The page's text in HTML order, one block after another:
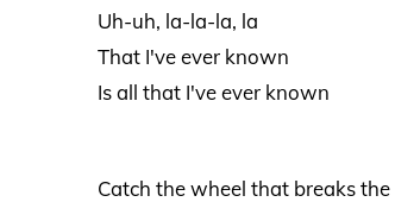
Uh-uh, la-la-la, la
That I've ever known
Is all that I've ever known
Catch the wheel that breaks